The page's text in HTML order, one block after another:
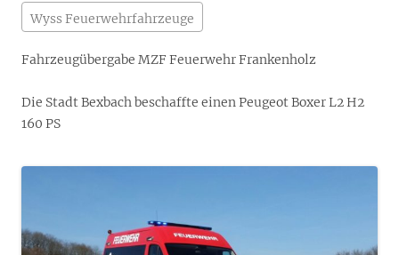
Wyss Feuerwehrfahrzeuge
Fahrzeugübergabe MZF Feuerwehr Frankenholz
Die Stadt Bexbach beschaffte einen Peugeot Boxer L2 H2
160 PS